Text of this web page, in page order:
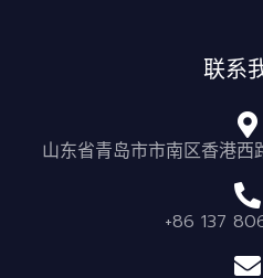
联系
山东省青岛市市南区香港西
+86 137